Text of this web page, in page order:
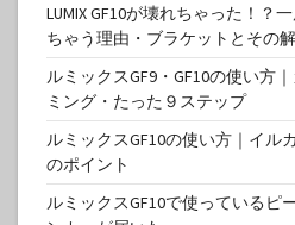
LUMIX GF10が壊れちゃった！？
ちゃう理由・ブラケットとその
ルミックスGF9・GF10の使い方
ミング・たった９ステップ
ルミックスGF10の使い方｜イル
のポイント
ルミックスGF10で使っているピ